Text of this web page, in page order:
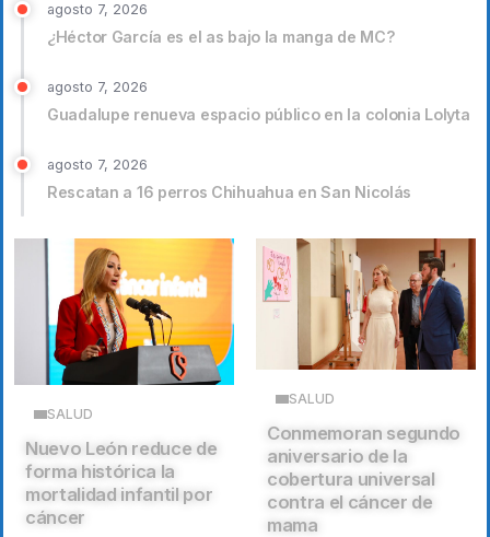
agosto 7, 2026
¿Héctor García es el as bajo la manga de MC?
agosto 7, 2026
Guadalupe renueva espacio público en la colonia Lolyta
agosto 7, 2026
Rescatan a 16 perros Chihuahua en San Nicolás
SALUD
Nuevo León reduce de
forma histórica la
mortalidad infantil por
cáncer
SALUD
Conmemoran segundo
aniversario de la
cobertura universal
contra el cáncer de
mama